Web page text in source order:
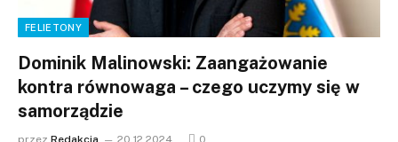
FELIETONY
Dominik Malinowski: Zaangażowanie
kontra równowaga – czego uczymy się w
samorządzie
przez Redakcja 20.12.2024 0